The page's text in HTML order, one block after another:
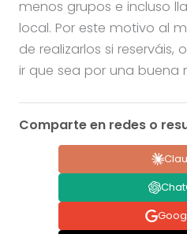
menos grupos e incluso
local. Por este motivo al
de realizarlos si
ir que sea por una buena
Comparte en redes o